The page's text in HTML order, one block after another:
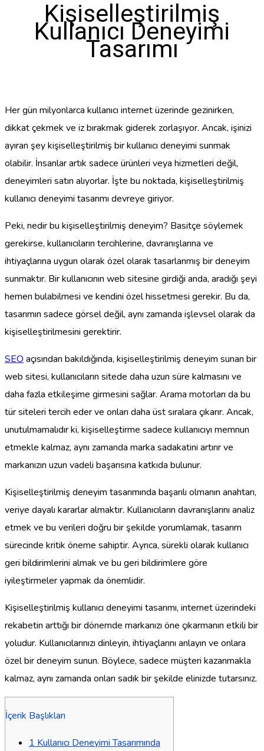
Kişiselleştirilmiş
Kullanıcı Deneyimi
Tasarımı
Her gün milyonlarca kullanıcı internet üzerinde gezinirken,
dikkat çekmek ve iz bırakmak giderek zorlaşıyor. Ancak, işinizi
ayıran şey kişiselleştirilmiş bir kullanıcı deneyimi sunmak
olabilir. İnsanlar artık sadece ürünleri veya hizmetleri değil,
deneyimleri satın alıyorlar. İşte bu noktada, kişiselleştirilmiş
kullanıcı deneyimi tasarımı devreye giriyor.
Peki, nedir bu kişiselleştirilmiş deneyim? Basitçe söylemek
gerekirse, kullanıcıların tercihlerine, davranışlarına ve
ihtiyaçlarına uygun olarak özel olarak tasarlanmış bir deneyim
sunmaktır. Bir kullanıcının web sitesine girdiği anda, aradığı şeyi
hemen bulabilmesi ve kendini özel hissetmesi gerekir. Bu da,
tasarımın sadece görsel değil, aynı zamanda işlevsel olarak da
kişiselleştirilmesini gerektirir.
SEO açısından bakıldığında, kişiselleştirilmiş deneyim sunan bir
web sitesi, kullanıcıların sitede daha uzun süre kalmasını ve
daha fazla etkileşime girmesini sağlar. Arama motorları da bu
tür siteleri tercih eder ve onları daha üst sıralara çıkarır. Ancak,
unutulmamalıdır ki, kişiselleştirme sadece kullanıcıyı memnun
etmekle kalmaz, aynı zamanda marka sadakatini artırır ve
markanızın uzun vadeli başarısına katkıda bulunur.
Kişiselleştirilmiş deneyim tasarımında başarılı olmanın anahtarı,
veriye dayalı kararlar almaktır. Kullanıcıların davranışlarını analiz
etmek ve bu verileri doğru bir şekilde yorumlamak, tasarım
sürecinde kritik öneme sahiptir. Ayrıca, sürekli olarak kullanıcı
geri bildirimlerini almak ve bu geri bildirimlere göre
iyileştirmeler yapmak da önemlidir.
Kişiselleştirilmiş kullanıcı deneyimi tasarımı, internet üzerindeki
rekabetin arttığı bir dönemde markanızı öne çıkarmanın etkili bir
yoludur. Kullanıcılarınızı dinleyin, ihtiyaçlarını anlayın ve onlara
özel bir deneyim sunun. Böylece, sadece müşteri kazanmakla
kalmaz, aynı zamanda onları sadık bir şekilde elinizde tutarsınız.
İçerik Başlıkları
1 Kullanıcı Deneyimi Tasarımında